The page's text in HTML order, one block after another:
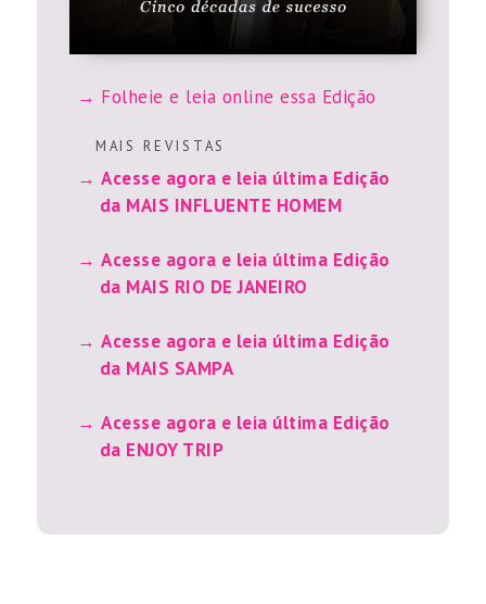
Folheie e leia online essa Edição
M A I S R E V I S T A S
Acesse agora e leia última Edição
da MAIS INFLUENTE HOMEM
Acesse agora e leia última Edição
da MAIS RIO DE JANEIRO
Acesse agora e leia última Edição
da MAIS SAMPA
Acesse agora e leia última Edição
da ENJOY TRIP